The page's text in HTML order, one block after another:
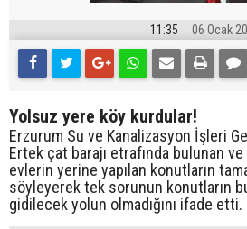
11:35 06 Ocak
Yolsuz yere köy kurdular!
Erzurum Su ve Kanalizasyon İşleri
Ertek çat barajı etrafında bulunan
evlerin yerine yapılan konutların
söyleyerek tek sorunun konutların
gidilecek yolun olmadığını ifade etti.